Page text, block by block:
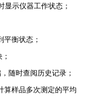
示仪器工作状态；
衡状态；
随时查阅历史记录；
算样品多次测定的平均